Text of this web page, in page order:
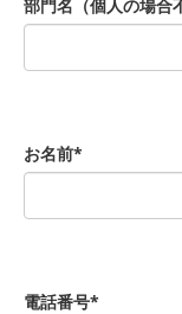
部門名（個人の場合
お名前*
電話番号*